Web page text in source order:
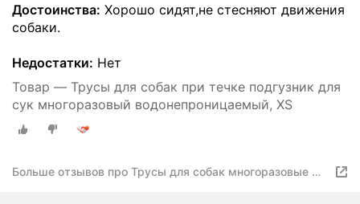
Достоинства: Хорошо сидят,не стесняют движения
собаки.
Недостатки: Нет
Товар — Трусы для собак при течке подгузник для
сук многоразовый водонепроницаемый, XS
Больше отзывов про Трусы для собак многоразовые Mr